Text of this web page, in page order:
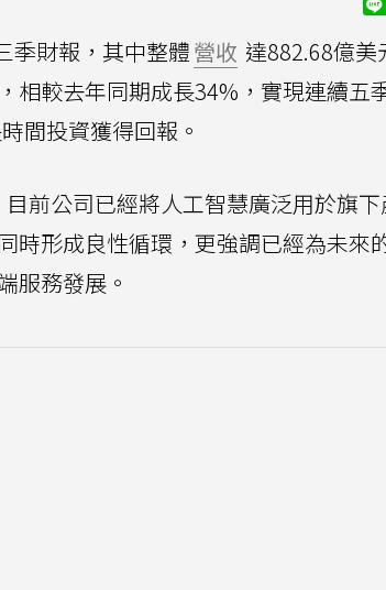
季財報，其中整體營收 達882.68億美
相較去年同期成長34%，實現連續五
間投資獲得回報。
前公司已經將人工智慧廣泛用於旗
時形成良性循環，更強調已經為未來
服務發展。